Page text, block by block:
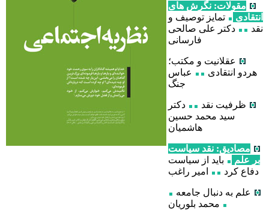
مقولات: نگرش های
انتقادی
تمایز توصیف و
نقد
دکتر علی صالحی
فارسانی
عقلانیت و مکتب؛
هردو انتقادی
عباس
جنگ
ظرفیت نقد
دکتر
سید محمد حسین
هاشمیان
مصادیق: نقد سیاست
بر علم
باید از سیاست
دفاع کرد
امیر راغب
علم به دنبال جامعه
محمد بلوریان